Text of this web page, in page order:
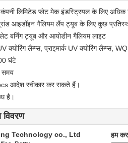
लिमिटेड प्लेट मेक इंडस्ट्रियल के लिए अधिक
आइडॉइन गैलियम लैंप ट्यूब के लिए कुछ
बर्निंग ट्यूब और आयोडीन गैलियम लाइट
क्योरिंग लैम्प्स, प्राइमार्क UV क्योरिंग लैम्प्स,
घंटे
समय
आदेश स्वीकार कर सकते हैं।
है।
विवरण
Technology co., Ltd हम